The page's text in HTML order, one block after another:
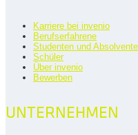
Karriere bei invenio
Berufserfahrene
Studenten und
Schüler
Über invenio
Bewerben
UNTERNEHMEN